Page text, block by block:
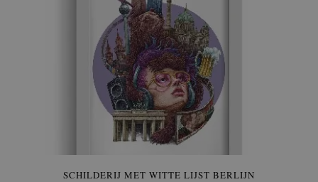
SCHILDERIJ MET WITTE LIJST BERLIJN